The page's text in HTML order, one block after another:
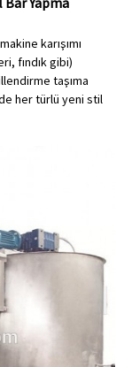
karışımı
fındık gibi)
taşıma
her türlü yeni stil